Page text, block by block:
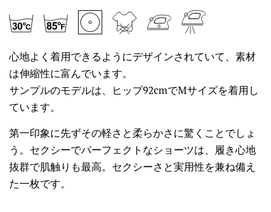
心地よく着用できるようにデザインされていて、素材
は伸縮性に富んでいます。
サンプルのモデルは、ヒップ92cmでMサイズを着用し
ています。
第一印象に先ずその軽さと柔らかさに驚くことでしょ
う。 セクシーでパーフェクトなショーツは、履き心地
抜群で肌触りも最高。セクシーさと実用性を兼ね備え
た一枚です。